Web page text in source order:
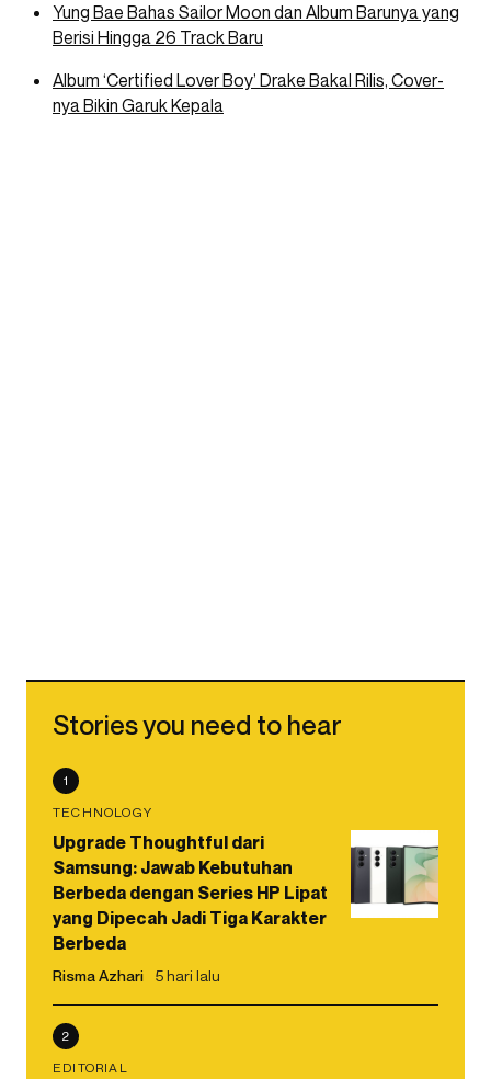
Yung Bae Bahas Sailor Moon dan Album Barunya yang
Berisi Hingga 26 Track Baru
Album ‘Certified Lover Boy’ Drake Bakal Rilis, Cover-
nya Bikin Garuk Kepala
Stories you need to hear
1
TECHNOLOGY
Upgrade Thoughtful dari
Samsung: Jawab Kebutuhan
Berbeda dengan Series HP Lipat
yang Dipecah Jadi Tiga Karakter
Berbeda
Risma Azhari 5 hari lalu
2
EDITORIAL